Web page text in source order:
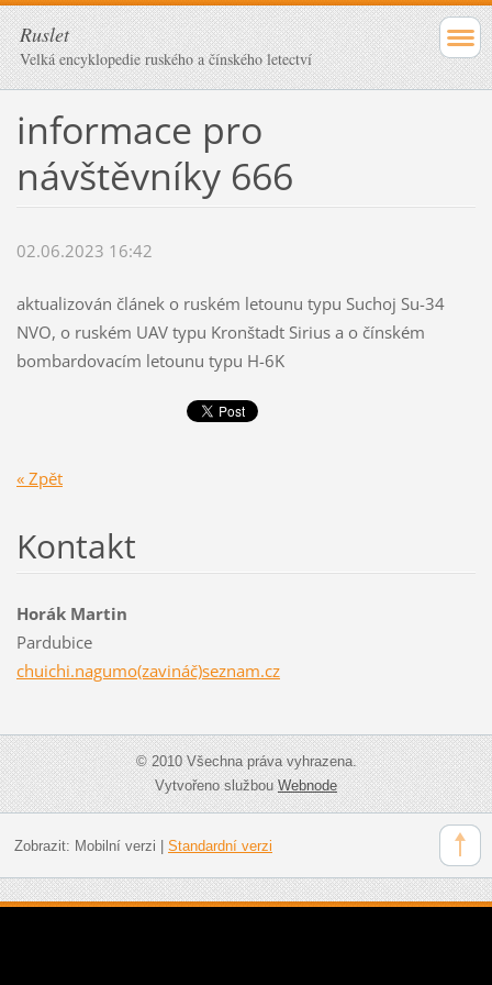
Ruslet
Velká encyklopedie ruského a čínského letectví
informace pro
návštěvníky 666
02.06.2023 16:42
aktualizován článek o ruském letounu typu Suchoj Su-34
NVO, o ruském UAV typu Kronštadt Sirius a o čínském
bombardovacím letounu typu H-6K
« Zpět
Kontakt
Horák Martin
Pardubice
chuichi.nagumo(zavináč)seznam.cz
© 2010 Všechna práva vyhrazena.
Vytvořeno službouWebnode
Zobrazit: Mobilní verzi Standardní verzi